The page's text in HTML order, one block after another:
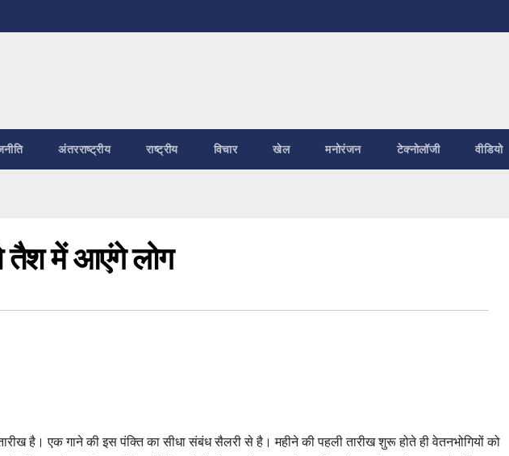
अंतरराष्ट्रीय राष्ट्रीय विचार खेल मनोरंजन टेक्नोलॉजी वीडियो
तैश में आएंगे लोग
है। एक गाने की इस पंक्ति का सीधा संबंध सैलरी से है। महीने की पहली तारीख शुरू होते ही वेतनभोगियों को